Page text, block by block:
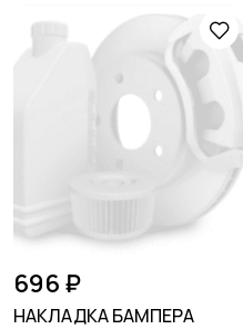
696 ₽
НАКЛАДКА БАМПЕРА